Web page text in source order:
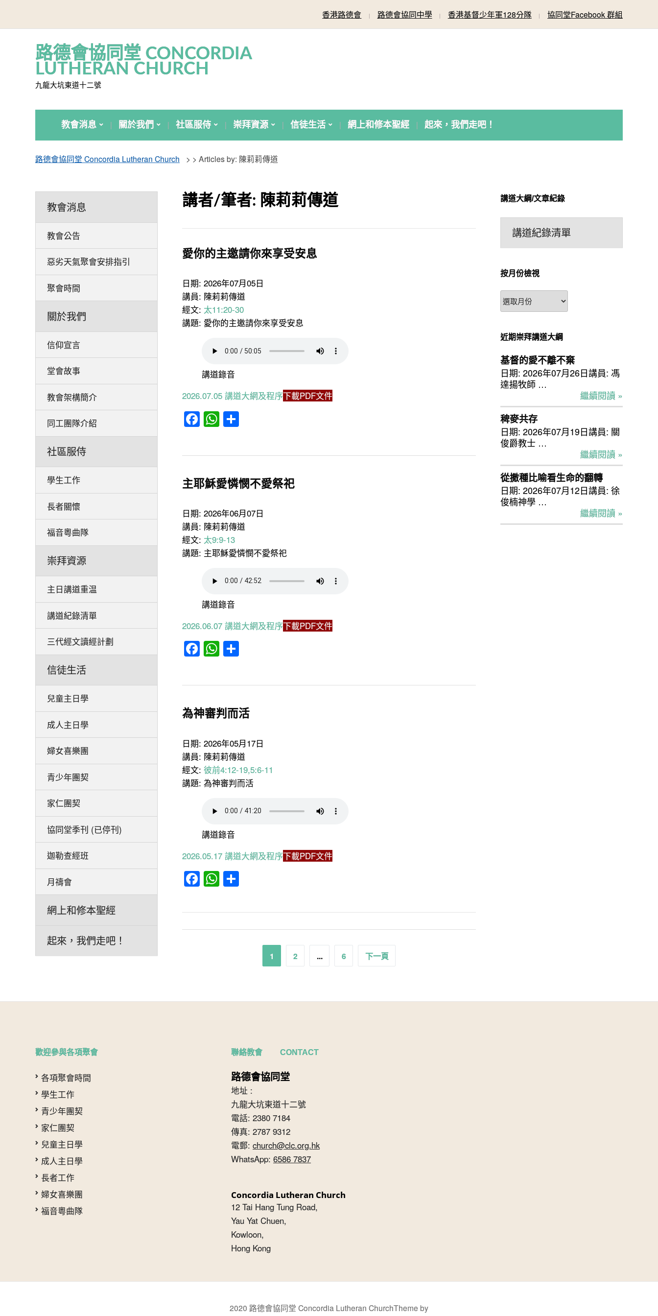
香港路德會 路德會協同中學 香港基督少年軍128分隊 協同堂Facebook 群組
路德會協同堂 CONCORDIA
LUTHERAN CHURCH
九龍大坑東道十二號
教會消息 關於我們 社區服侍 崇拜資源 信徒生活 網上和修本聖經 起來，我們走吧！
路德會協同堂 Concordia Lutheran Church > > Articles by: 陳莉莉傳道
教會消息
教會公告
惡劣天氣聚會安排指引
聚會時間
關於我們
信仰宣言
堂會故事
教會架構簡介
同工團隊介紹
社區服侍
學生工作
長者關懷
福音粵曲隊
崇拜資源
主日講道重温
講道紀錄清單
三代經文讀經計劃
信徒生活
兒童主日學
成人主日學
婦女喜樂團
青少年團契
家仁團契
協同堂季刊 (已停刊)
迦勒查經班
月禱會
網上和修本聖經
起來，我們走吧！
講者/筆者: 陳莉莉傳道
愛你的主邀請你來享受安息
日期: 2026年07月05日
講員: 陳莉莉傳道
經文: 太11:20-30
講題: 愛你的主邀請你來享受安息
講道錄音
2026.07.05 講道大網及程序下載PDF文件
Facebook
WhatsApp
主耶穌愛憐憫不愛祭祀
日期: 2026年06月07日
講員: 陳莉莉傳道
經文: 太9:9-13
講題: 主耶穌愛憐憫不愛祭祀
講道錄音
2026.06.07 講道大網及程序下載PDF文件
Facebook
WhatsApp
為神審判而活
日期: 2026年05月17日
講員: 陳莉莉傳道
經文: 彼前4:12-19,5:6-11
講題: 為神審判而活
講道錄音
2026.05.17 講道大網及程序下載PDF文件
Facebook
WhatsApp
1 2 ... 6 下一頁
講道大綱/文章紀錄
講道紀錄清單
按月份檢視
按
月
視
近期崇拜講道大綱
基督的愛不離不棄
日期: 2026年07月26日講員: 馮
達揚牧師 …
繼續閱讀 »
稗麥共存
日期: 2026年07月19日講員: 關
俊爵教士 …
繼續閱讀 »
從撒種比喻看生命的翻轉
日期: 2026年07月12日講員: 徐
俊楠神學 …
繼續閱讀 »
歡迎參與各項聚會
各項聚會時間
學生工作
青少年團契
家仁團契
兒童主日學
成人主日學
長者工作
婦女喜樂團
福音粵曲隊
聯絡教會 CONTACT
路德會協同堂
地址 :
九龍大坑東道十二號
電話: 2380 7184
傳真: 2787 9312
電郵: church@clc.org.hk
WhatsApp: 6586 7837
Concordia Lutheran Church
12 Tai Hang Tung Road,
Yau Yat Chuen,
Kowloon,
Hong Kong
2020 路德會協同堂 Concordia Lutheran ChurchTheme by